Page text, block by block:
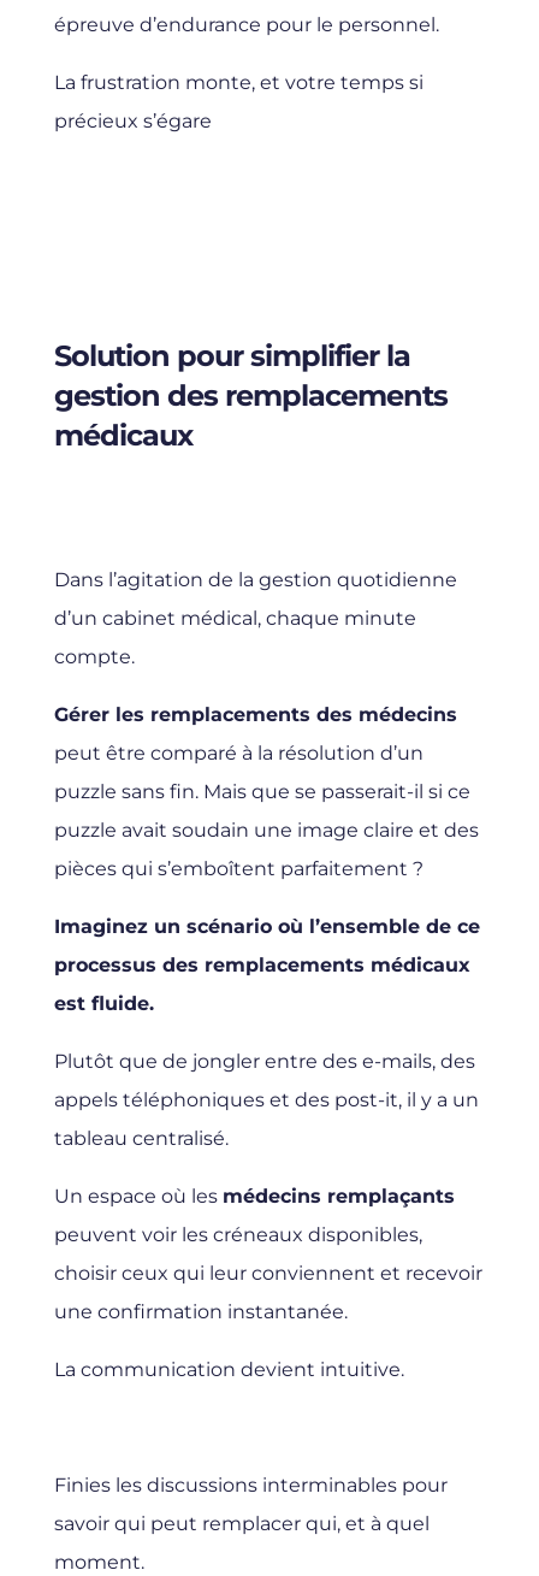
épreuve d’endurance pour le personnel.
La frustration monte, et votre temps si
précieux s’égare
Solution pour simplifier la
gestion des remplacements
médicaux
Dans l’agitation de la gestion quotidienne
d’un cabinet médical, chaque minute
compte.
Gérer les remplacements des médecins
peut être comparé à la résolution d’un
puzzle sans fin. Mais que se passerait-il si ce
puzzle avait soudain une image claire et des
pièces qui s’emboîtent parfaitement ?
Imaginez un scénario où l’ensemble de ce
processus des remplacements médicaux
est fluide.
Plutôt que de jongler entre des e-mails, des
appels téléphoniques et des post-it, il y a un
tableau centralisé.
Un espace où les médecins remplaçants
peuvent voir les créneaux disponibles,
choisir ceux qui leur conviennent et recevoir
une confirmation instantanée.
La communication devient intuitive.
Finies les discussions interminables pour
savoir qui peut remplacer qui, et à quel
moment.